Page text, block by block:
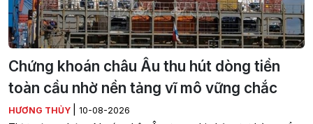
Chứng khoán châu Âu thu hút dòng tiền
toàn cầu nhờ nền tảng vĩ mô vững chắc
HƯƠNG THỦY 10-08-2026